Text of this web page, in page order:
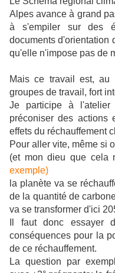
Alpes avance à grand
à s'empiler sur des
documents d'orientation
qu'elle n'impose pas de
Mais ce travail est, au
groupes de travail, fort
Je participe à l'atelier
préconiser des actions
effets du réchauffement
Pour aller vite, même si
(et mon dieu que
exemple)
la planète va se
de la quantité de
va se transformer d'ici
Il faut donc essayer
conséquences pour la
de ce réchauffement.
La question par